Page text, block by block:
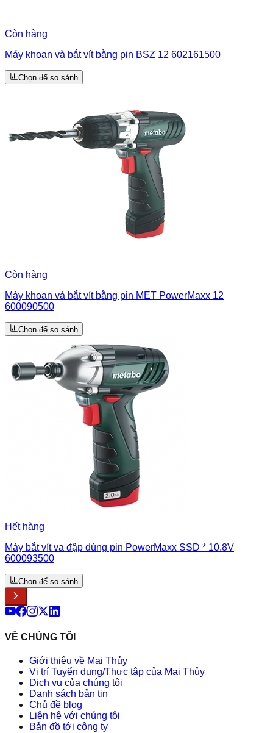
Còn hàng
Máy khoan và bắt vít bằng pin BSZ 12 602161500
Chọn để so sánh
Còn hàng
Máy khoan và bắt vít bằng pin MET PowerMaxx 12
600090500
Chọn để so sánh
Hết hàng
Máy bắt vít va đập dùng pin PowerMaxx SSD * 10.8V
600093500
Chọn để so sánh
VỀ CHÚNG TÔI
Giới thiệu về Mai Thủy
Vị trí Tuyển dụng/Thực tập của Mai Thủy
Dịch vụ của chúng tôi
Danh sách bản tin
Chủ đề blog
Liên hệ với chúng tôi
Bản đồ tới công ty